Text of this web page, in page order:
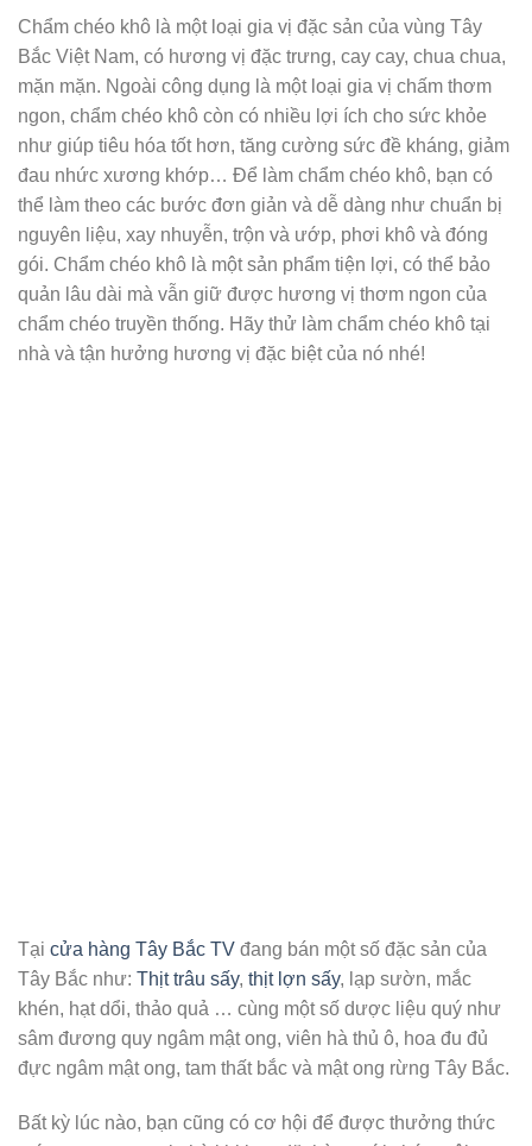
Chẩm chéo khô là một loại gia vị đặc sản của vùng Tây
Bắc Việt Nam, có hương vị đặc trưng, cay cay, chua chua,
mặn mặn. Ngoài công dụng là một loại gia vị chấm thơm
ngon, chẩm chéo khô còn có nhiều lợi ích cho sức khỏe
như giúp tiêu hóa tốt hơn, tăng cường sức đề kháng, giảm
đau nhức xương khớp… Để làm chẩm chéo khô, bạn có
thể làm theo các bước đơn giản và dễ dàng như chuẩn bị
nguyên liệu, xay nhuyễn, trộn và ướp, phơi khô và đóng
gói. Chẩm chéo khô là một sản phẩm tiện lợi, có thể bảo
quản lâu dài mà vẫn giữ được hương vị thơm ngon của
chẩm chéo truyền thống. Hãy thử làm chẩm chéo khô tại
nhà và tận hưởng hương vị đặc biệt của nó nhé!
Tại cửa hàng Tây Bắc TV đang bán một số đặc sản của
Tây Bắc như: Thịt trâu sấy, thịt lợn sấy, lạp sườn, mắc
khén, hạt dổi, thảo quả … cùng một số dược liệu quý như
sâm đương quy ngâm mật ong, viên hà thủ ô, hoa đu đủ
đực ngâm mật ong, tam thất bắc và mật ong rừng Tây Bắc.
Bất kỳ lúc nào, bạn cũng có cơ hội để được thưởng thức